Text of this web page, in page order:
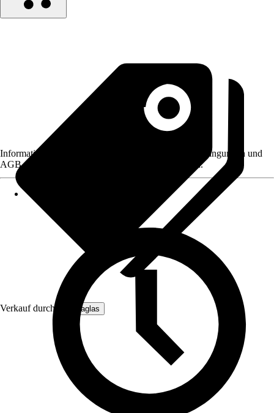
Verkauf durch: Hansaglas
Informationen des Verkäufers, wie z. B. Rückgabebedingungen und
AGB, finden Sie bei Klick auf den Verkäufernamen.